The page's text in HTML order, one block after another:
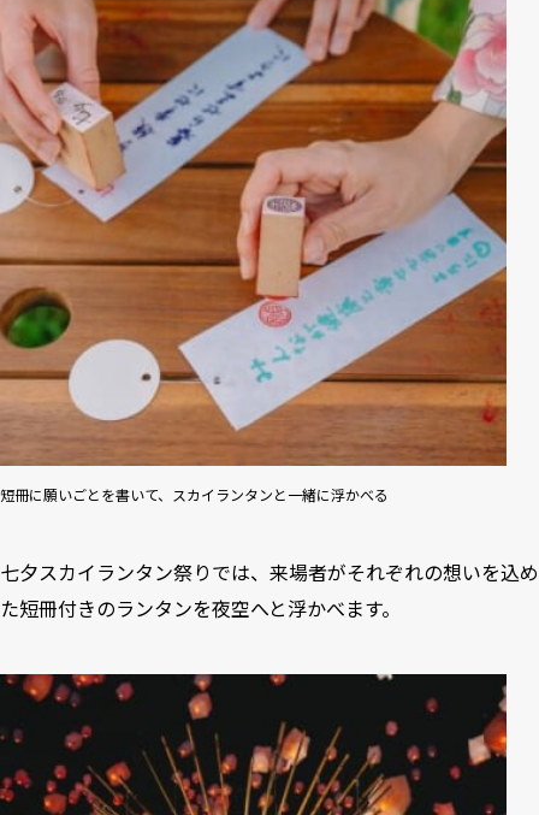
短冊に願いごとを書いて、スカイランタンと一緒に浮かべる
七夕スカイランタン祭りでは、来場者がそれぞれの想いを込め
た短冊付きのランタンを夜空へと浮かべます。